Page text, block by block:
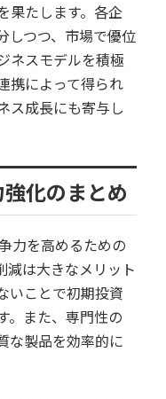
果たします。各企
しつつ、市場で優位
ネスモデルを積極
携によって得られ
ス成長にも寄与し
化のまとめ
力を高めるための
減は大きなメリット
いことで初期投資
。また、専門性の
な製品を効率的に